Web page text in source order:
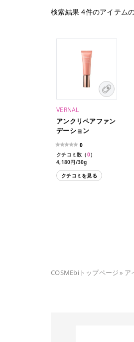
検索結果4件のアイテム
VERNAL
アンクリペアファン
デーション
0
クチコミ数（0）
4,180円/30g
クチコミを見る
COSMEbiトップページ» ア